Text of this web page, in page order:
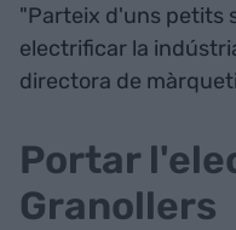
"Parteix d'uns petits
electrificar la
directora de
Portar
Granollers